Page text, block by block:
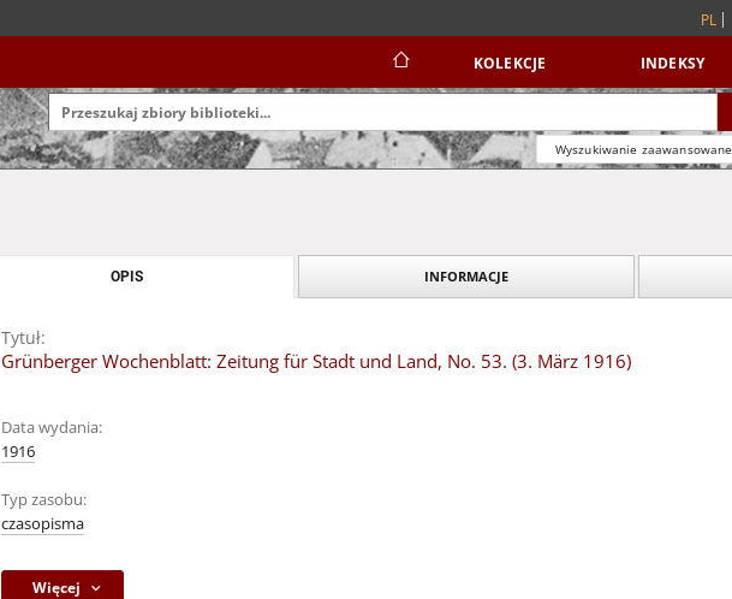
PL
KOLEKCJE INDEKSY
Wyszukiwanie zaawansowane
OPIS INFORMACJE
Tytuł:
Grünberger Wochenblatt: Zeitung für Stadt und Land, No. 53. (3. März 1916)
Data wydania:
1916
Typ zasobu:
czasopisma
Więcej